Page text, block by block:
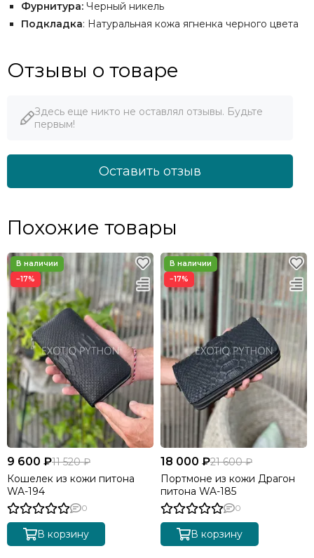
Фурнитура: Черный никель
Подкладка: Натуральная кожа ягненка черного цвета
Отзывы о товаре
Здесь еще никто не оставлял отзывы. Будьте
первым!
Оставить отзыв
Похожие товары
−17%
9 600 ₽11 520 ₽
Кошелек из кожи питона
WA-194
0
В корзину
−17%
18 000 ₽21 600 ₽
Портмоне из кожи Драгон
питона WA-185
0
В корзину